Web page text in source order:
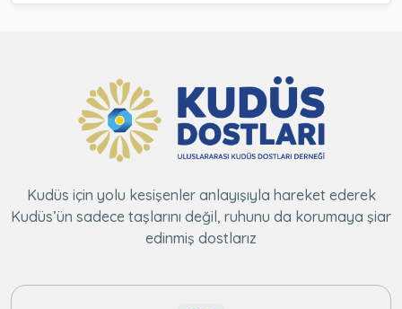
Kudüs için yolu kesişenler anlayışıyla hareket ederek
Kudüs’ün sadece taşlarını değil, ruhunu da korumaya şiar
edinmiş dostlarız